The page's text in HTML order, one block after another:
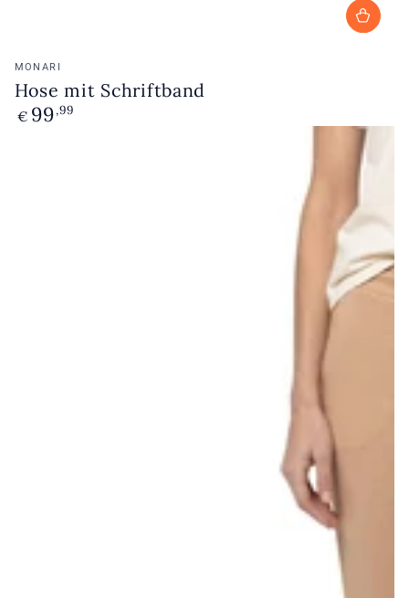
Verkoopster:
MONARI
Hose mit Schriftband
Normale
€ 99,99